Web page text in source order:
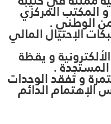
و المكتب المركزي
الوطني .
الإحتيال المالي
و يقظةالمستجدة .
و تفقد الوحدات
الإهتمام الدائم